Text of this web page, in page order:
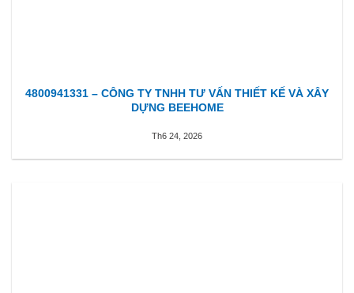
4800941331 – CÔNG TY TNHH TƯ VẤN THIẾT KẾ VÀ XÂY
DỰNG BEEHOME
Th6 24, 2026